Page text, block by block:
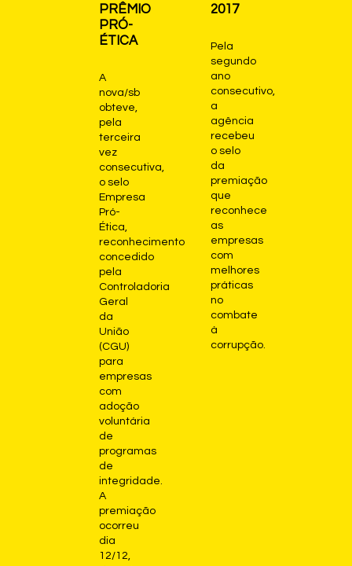
PRÊMIO
PRÓ-
ÉTICA
A
nova/sb
obteve,
pela
terceira
vez
consecutiva,
o selo
Empresa
Pró-
Ética,
reconhecimento
concedido
pela
Controladoria
Geral
da
União
(CGU)
para
empresas
com
adoção
voluntária
de
programas
de
integridade.
A
premiação
ocorreu
dia
12/12,
2017
Pela
segundo
ano
consecutivo,
a
agência
recebeu
o selo
da
premiação
que
reconhece
as
empresas
com
melhores
práticas
no
combate
à
corrupção.